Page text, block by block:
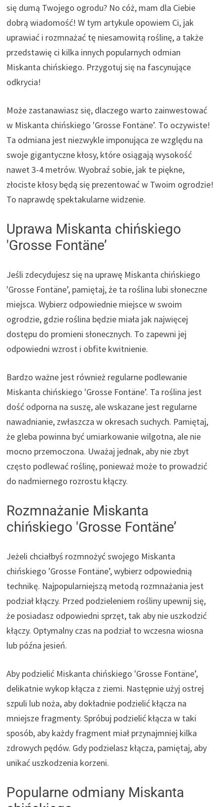
się dumą Twojego ogrodu? No cóż, mam dla Ciebie
dobrą wiadomość! W tym artykule opowiem Ci, jak
uprawiać i rozmnażać tę niesamowitą roślinę, a także
przedstawię ci kilka innych popularnych odmian
Miskanta chińskiego. Przygotuj się na fascynujące
odkrycia!
Może zastanawiasz się, dlaczego warto zainwestować
w Miskanta chińskiego 'Grosse Fontäne’. To oczywiste!
Ta odmiana jest niezwykle imponująca ze względu na
swoje gigantyczne kłosy, które osiągają wysokość
nawet 3-4 metrów. Wyobraź sobie, jak te piękne,
złociste kłosy będą się prezentować w Twoim ogrodzie!
To naprawdę spektakularne widzenie.
Uprawa Miskanta chińskiego
'Grosse Fontäne’
Jeśli zdecydujesz się na uprawę Miskanta chińskiego
'Grosse Fontäne’, pamiętaj, że ta roślina lubi słoneczne
miejsca. Wybierz odpowiednie miejsce w swoim
ogrodzie, gdzie roślina będzie miała jak najwięcej
dostępu do promieni słonecznych. To zapewni jej
odpowiedni wzrost i obfite kwitnienie.
Bardzo ważne jest również regularne podlewanie
Miskanta chińskiego 'Grosse Fontäne’. Ta roślina jest
dość odporna na suszę, ale wskazane jest regularne
nawadnianie, zwłaszcza w okresach suchych. Pamiętaj,
że gleba powinna być umiarkowanie wilgotna, ale nie
mocno przemoczona. Uważaj jednak, aby nie zbyt
często podlewać roślinę, ponieważ może to prowadzić
do nadmiernego rozrostu kłączy.
Rozmnażanie Miskanta
chińskiego 'Grosse Fontäne’
Jeżeli chciałbyś rozmnożyć swojego Miskanta
chińskiego 'Grosse Fontäne’, wybierz odpowiednią
technikę. Najpopularniejszą metodą rozmnażania jest
podział kłączy. Przed podzieleniem rośliny upewnij się,
że posiadasz odpowiedni sprzęt, tak aby nie uszkodzić
kłączy. Optymalny czas na podział to wczesna wiosna
lub późna jesień.
Aby podzielić Miskanta chińskiego 'Grosse Fontäne’,
delikatnie wykop kłącza z ziemi. Następnie użyj ostrej
szpuli lub noża, aby dokładnie podzielić kłącza na
mniejsze fragmenty. Spróbuj podzielić kłącza w taki
sposób, aby każdy fragment miał przynajmniej kilka
zdrowych pędów. Gdy podzielasz kłącza, pamiętaj, aby
unikać uszkodzenia korzeni.
Popularne odmiany Miskanta